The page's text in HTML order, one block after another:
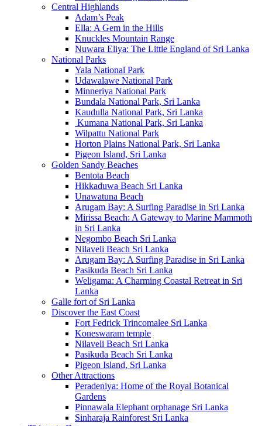
Central Highlands
Adam’s Peak
Ella: A Gem in the Hills
Knuckles Mountain Range
Nuwara Eliya: The Little England of Sri Lanka
National Parks
Yala National Park
Udawalawe National Park
Minneriya National Park
Bundala National Park, Sri Lanka
Kaudulla National Park, Sri Lanka
Kumana National Park, Sri Lanka
Wilpattu National Park
Horton Plains National Park, Sri Lanka
Pigeon Island, Sri Lanka
Golden Sandy Beaches
Bentota Beach
Hikkaduwa Beach Sri Lanka
Unawatuna Beach
Arugam Bay: A Surfing Paradise in Sri Lanka
Mirissa Beach: A Gateway to Marine Mammoth
in Sri Lanka
Negombo Beach Sri Lanka
Nilaveli Beach Sri Lanka
Arugam Bay: A Surfing Paradise in Sri Lanka
Pasikuda Beach Sri Lanka
Weligama: A Charming Coastal Retreat in Sri
Lanka
Galle fort of Sri Lanka
Discover the East Coast
Fort Fedrick Trincomalee Sri Lanka
Koneswaram temple
Nilaveli Beach Sri Lanka
Pasikuda Beach Sri Lanka
Pigeon Island, Sri Lanka
Other Attractions
Peradeniya: Home of the Royal Botanical
Gardens
Pinnawala Elephant orphanage Sri Lanka
Sinharaja Rainforest Sri Lanka